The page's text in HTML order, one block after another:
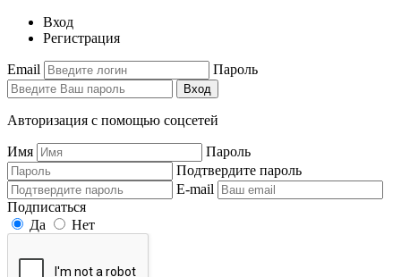
Вход
Регистрация
Email Пароль
Вход
Авторизация с помощью соцсетей
Имя
Пароль
Подтвердите пароль
E-mail
Подписаться
Да
Нет